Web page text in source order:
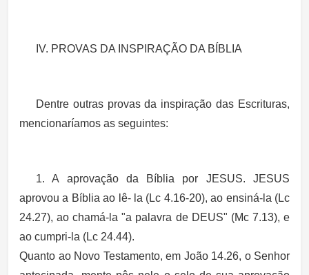
IV. PROVAS DA INSPIRAÇÃO DA BÍBLIA
Dentre outras provas da inspiração das Escrituras,
mencionaríamos as seguintes:
1. A aprovação da Bíblia por JESUS. JESUS
aprovou a Bíblia ao lê- la (Lc 4.16-20), ao ensiná-la (Lc
24.27), ao chamá-la "a palavra de DEUS" (Mc 7.13), e
ao cumpri-la (Lc 24.44).
Quanto ao Novo Testamento, em João 14.26, o Senhor